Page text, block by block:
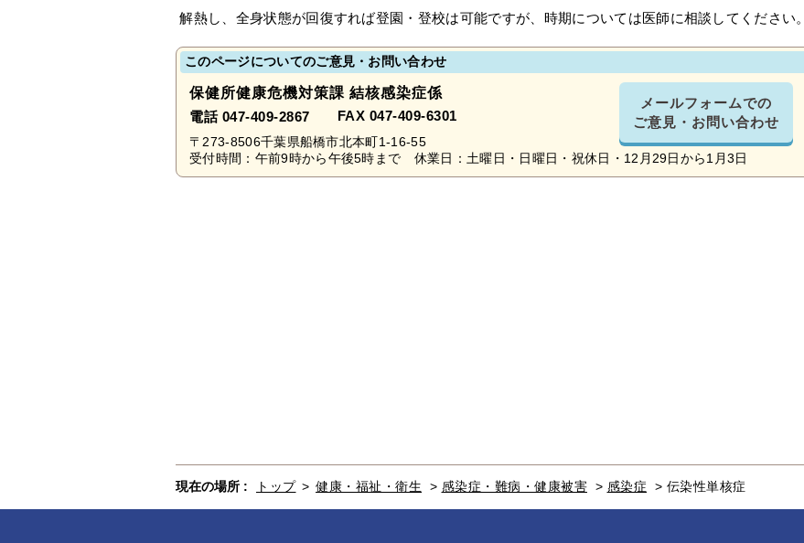
解熱し、全身状態が回復すれば登園・登校は可能ですが、時期については医師に相談してください。
このページについてのご意見・お問い合わせ
保健所健康危機対策課 結核感染症係
電話 047-409-2867 FAX 047-409-6301
メールフォームでの
ご意見・お問い合わせ
〒273-8506千葉県船橋市北本町1-16-55
受付時間：午前9時から午後5時まで 休業日：土曜日・日曜日・祝休日・12月29日から1月3日
現在の場所 : トップ > 健康・福祉・衛生 > 感染症・難病・健康被害 > 感染症 > 伝染性単核症